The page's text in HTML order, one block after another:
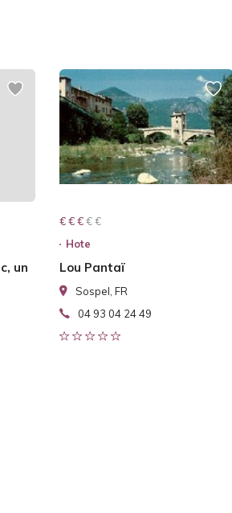
un
€ € € € €
€ € €
Hote
Lou Pantaï
Sospel, FR
04 93 04 24 49